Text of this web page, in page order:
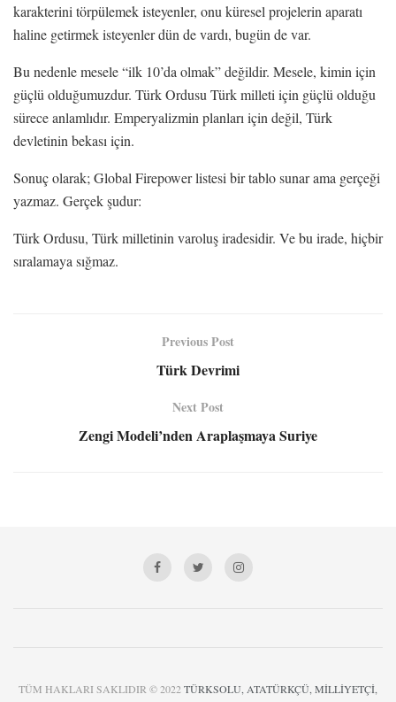
karakterini törpülemek isteyenler, onu küresel projelerin aparatı
haline getirmek isteyenler dün de vardı, bugün de var.
Bu nedenle mesele “ilk 10’da olmak” değildir. Mesele, kimin için
güçlü olduğumuzdur. Türk Ordusu Türk milleti için güçlü olduğu
sürece anlamlıdır. Emperyalizmin planları için değil, Türk
devletinin bekası için.
Sonuç olarak; Global Firepower listesi bir tablo sunar ama gerçeği
yazmaz. Gerçek şudur:
Türk Ordusu, Türk milletinin varoluş iradesidir. Ve bu irade, hiçbir
sıralamaya sığmaz.
Previous Post
Türk Devrimi
Next Post
Zengi Modeli’nden Araplaşmaya Suriye
TÜM HAKLARI SAKLIDIR © 2022 TÜRKSOLU, ATATÜRKÇÜ, MİLLİYETÇİ,